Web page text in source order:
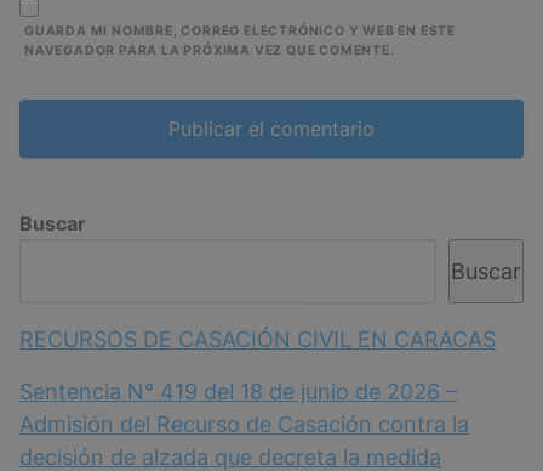
GUARDA MI NOMBRE, CORREO ELECTRÓNICO Y WEB EN ESTE
NAVEGADOR PARA LA PRÓXIMA VEZ QUE COMENTE.
Buscar
Buscar
RECURSOS DE CASACIÓN CIVIL EN CARACAS
Sentencia N° 419 del 18 de junio de 2026 –
Admisión del Recurso de Casación contra la
decisión de alzada que decreta la medida